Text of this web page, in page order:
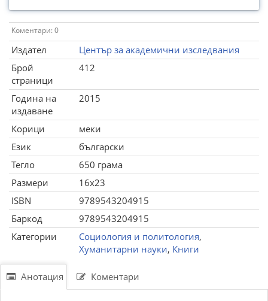
Коментари: 0
Издател
Център за академични изследвания
Брой
страници
412
Година на
издаване
2015
Корици
меки
Език
български
Тегло
650 грама
Размери
16x23
ISBN
9789543204915
Баркод
9789543204915
Категории
Социология и политология,
Хуманитарни науки, Книги
Анотация Коментари